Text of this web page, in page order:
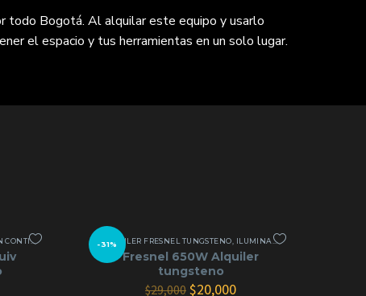
todo Bogotá. Al alquilar este equipo y usarlo
el espacio y tus herramientas en un solo lugar.
-31%
ALQUILER FRESNEL TUNGSTENO ILUMINACIÓN CONTINUA
Fresnel 650W Alquiler
tungsteno
$29,000 El
$20,000El